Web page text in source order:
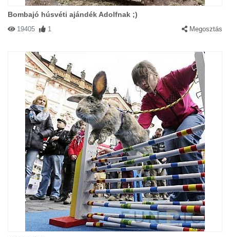
Bombajó húsvéti ajándék Adolfnak ;)
19405 1 Megosztás